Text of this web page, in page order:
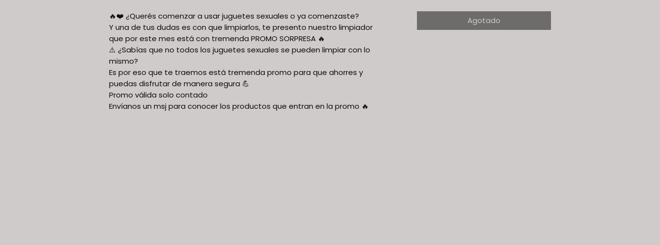
🔥❤️ ¿Querés comenzar a usar juguetes sexuales o ya comenzaste?
Y una de tus dudas es con que limpiarlos, te presento nuestro limpiador
que por este mes está con tremenda PROMO SORPRESA 🔥
⚠️ ¿Sabías que no todos los juguetes sexuales se pueden limpiar con lo
mismo?
Es por eso que te traemos está tremenda promo para que ahorres y
puedas disfrutar de manera segura 💪
Promo válida solo contado
Envíanos un msj para conocer los productos que entran en la promo 🔥
Agotado